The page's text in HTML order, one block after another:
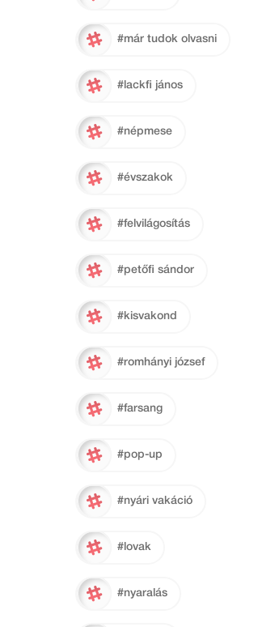
#már tudok olvasni
#lackfi jános
#népmese
#évszakok
#felvilágosítás
#petőfi sándor
#kisvakond
#romhányi józsef
#farsang
#pop-up
#nyári vakáció
#lovak
#nyaralás